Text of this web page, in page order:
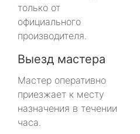
только от
официального
производителя.
Выезд мастера
Мастер оперативно
приезжает к месту
назначения в течении
часа.